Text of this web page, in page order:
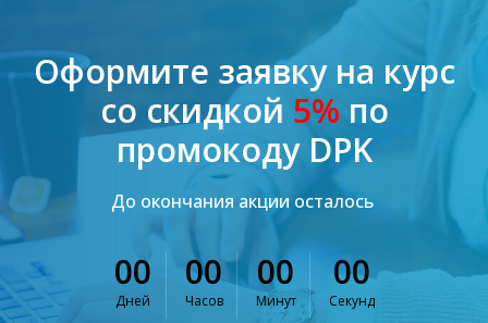
Оформите заявку на курс
со скидкой 5% по
промокоду DPK
До окончания акции осталось
00
Дней
00
Часов
00
Минут
00
Секунд